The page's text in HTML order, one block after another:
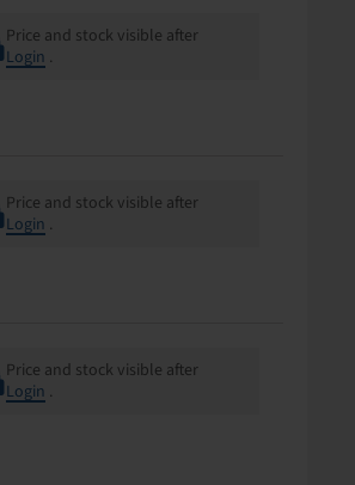
Price and stock visible after
Login .
Price and stock visible after
Login .
Price and stock visible after
Login .